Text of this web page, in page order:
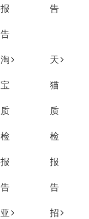
报
告
告
淘
宝
质
检
报
告
天
猫
质
检
报
告
亚 招